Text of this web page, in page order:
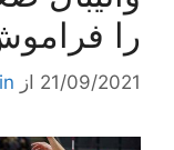
را
21/09/2021 از